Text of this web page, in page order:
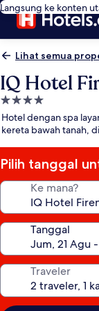
Langsung ke konten
Lihat semua
IQ Hotel
Properti
bintang
4.0
Hotel dengan spa
kereta bawah tanah,
Pilih tanggal
Ke mana?
Tanggal
Traveler